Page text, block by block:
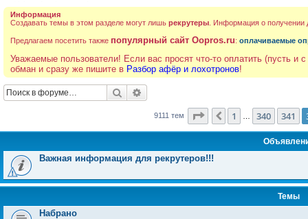
Информация
Создавать темы в этом разделе могут лишь рекрутеры . Информация о получении
Предлагаем посетить также популярный сайт Oopros.ru: оплачиваемые
Уважаемые пользователи! Если вас просят что-то оплатить (пусть и
обман и сразу же пишите в Разбор афёр и лохотронов!
Поиск
9111 тем Страница 342из 365
Пред.
1 340 341
Важная информация для рекрутеров!!!
Темы
Набрано